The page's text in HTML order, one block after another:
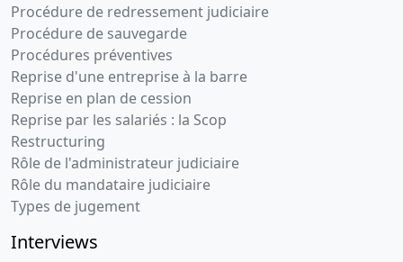
Procédure de redressement judiciaire
Procédure de sauvegarde
Procédures préventives
Reprise d'une entreprise à la barre
Reprise en plan de cession
Reprise par les salariés : la Scop
Restructuring
Rôle de l'administrateur judiciaire
Rôle du mandataire judiciaire
Types de jugement
Interviews